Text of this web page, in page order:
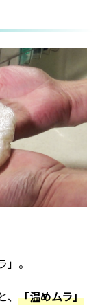
。
「温めムラ」